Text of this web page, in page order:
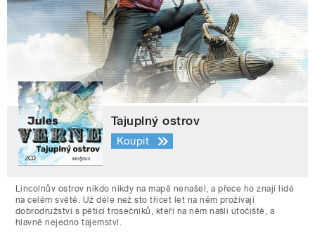
Tajuplný ostrov
Koupit
Lincolnův ostrov nikdo nikdy na mapě nenašel, a přece ho znají lidé
na celém světě. Už déle než sto třicet let na něm prožívají
dobrodružství s pěticí trosečníků, kteří na něm našli útočiště, a
hlavně nejedno tajemství.